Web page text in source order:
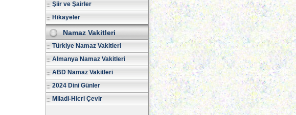
Şiir ve Şairler
Hikayeler
Namaz Vakitleri
Türkiye Namaz Vakitleri
Almanya Namaz Vakitleri
ABD Namaz Vakitleri
2024 Dini Günler
Miladi-Hicri Çevir